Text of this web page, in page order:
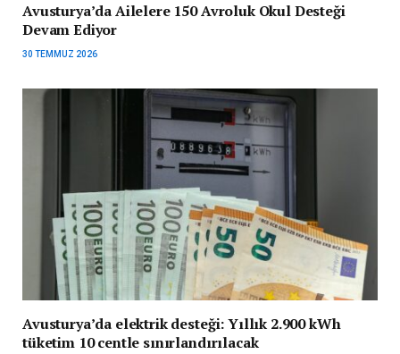
Avusturya’da Ailelere 150 Avroluk Okul Desteği
Devam Ediyor
30 TEMMUZ 2026
Avusturya’da elektrik desteği: Yıllık 2.900 kWh
tüketim 10 centle sınırlandırılacak